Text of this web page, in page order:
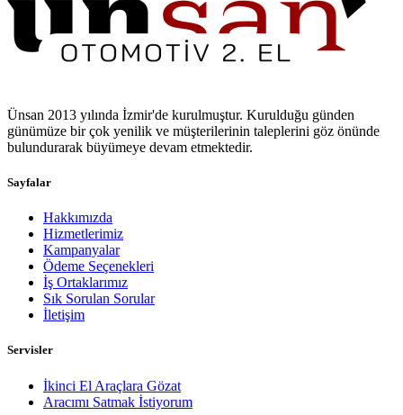
Ünsan 2013 yılında İzmir'de kurulmuştur. Kurulduğu günden
günümüze bir çok yenilik ve müşterilerinin taleplerini göz önünde
bulundurarak büyümeye devam etmektedir.
Sayfalar
Hakkımızda
Hizmetlerimiz
Kampanyalar
Ödeme Seçenekleri
İş Ortaklarımız
Sık Sorulan Sorular
İletişim
Servisler
İkinci El Araçlara Gözat
Aracımı Satmak İstiyorum